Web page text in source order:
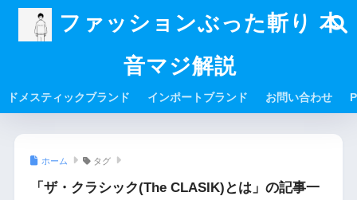
ファッションぶった斬り 本
音マジ解説
ドメスティックブランド インポートブランド お問い合わせ
ホーム タグ
「ザ・クラシック(The CLASIK)とは」の記事一